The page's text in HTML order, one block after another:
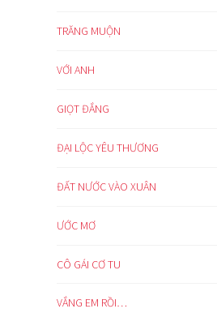
TRĂNG MUỘN
VỚI ANH
GIỌT ĐẮNG
ĐẠI LỘC YÊU THƯƠNG
ĐẤT NƯỚC VÀO XUÂN
ƯỚC MƠ
CÔ GÁI CƠ TU
VẮNG EM RỒI…